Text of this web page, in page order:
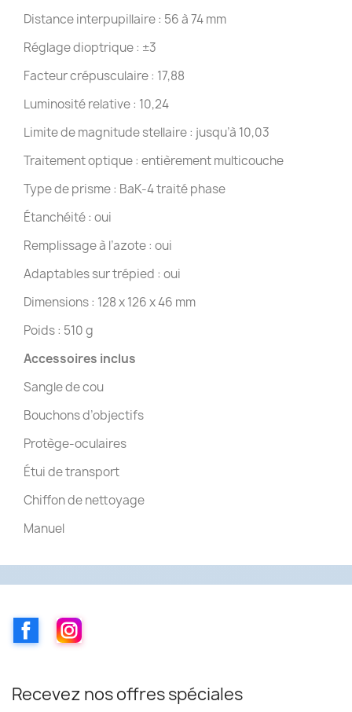
Distance interpupillaire : 56 à 74 mm
Réglage dioptrique : ±3
Facteur crépusculaire : 17,88
Luminosité relative : 10,24
Limite de magnitude stellaire : jusqu’à 10,03
Traitement optique : entièrement multicouche
Type de prisme : BaK-4 traité phase
Étanchéité : oui
Remplissage à l’azote : oui
Adaptables sur trépied : oui
Dimensions : 128 x 126 x 46 mm
Poids : 510 g
Accessoires inclus
Sangle de cou
Bouchons d’objectifs
Protège-oculaires
Étui de transport
Chiffon de nettoyage
Manuel
FacebookInstagram
Recevez nos offres spéciales